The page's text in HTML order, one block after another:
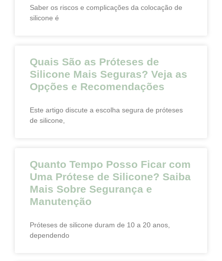
Saber os riscos e complicações da colocação de
silicone é
Quais São as Próteses de
Silicone Mais Seguras? Veja as
Opções e Recomendações
Este artigo discute a escolha segura de próteses
de silicone,
Quanto Tempo Posso Ficar com
Uma Prótese de Silicone? Saiba
Mais Sobre Segurança e
Manutenção
Próteses de silicone duram de 10 a 20 anos,
dependendo